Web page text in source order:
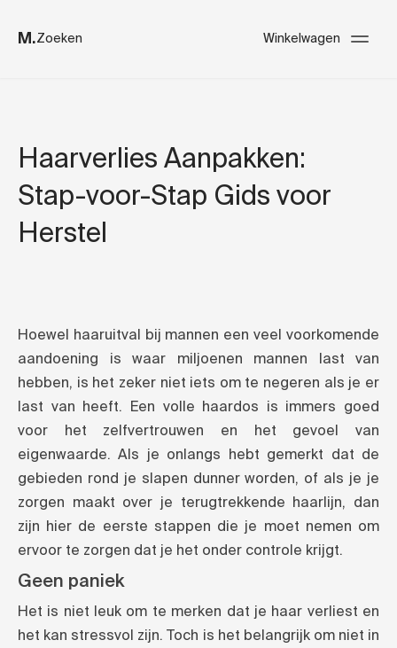
M.Zoeken Winkelwagen
Haarverlies Aanpakken:
Stap-voor-Stap Gids voor
Herstel
Hoewel haaruitval bij mannen een veel voorkomende
aandoening is waar miljoenen mannen last van
hebben, is het zeker niet iets om te negeren als je er
last van heeft. Een volle haardos is immers goed
voor het zelfvertrouwen en het gevoel van
eigenwaarde. Als je onlangs hebt gemerkt dat de
gebieden rond je slapen dunner worden, of als je je
zorgen maakt over je terugtrekkende haarlijn, dan
zijn hier de eerste stappen die je moet nemen om
ervoor te zorgen dat je het onder controle krijgt.
Geen paniek
Het is niet leuk om te merken dat je haar verliest en
het kan stressvol zijn. Toch is het belangrijk om niet in